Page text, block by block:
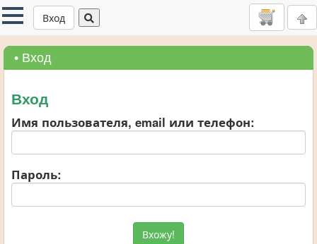
Вход
• Вход
Вход
Имя пользователя, email или телефон:
Пароль: